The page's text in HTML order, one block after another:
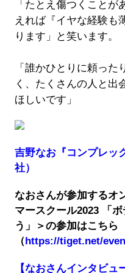
「たとえ傷つくこと
えれば『イヤな経験も
ります」と笑います。
「誰かひとりに頼っ
く、たくさんの人と出
ほしいです」
吉野なお『コンプレッ
社）
なおさんが参加するオ
マースクール2023 「
う」＞の参加はこちら
（https://tiget.net/
【なおさんインタビ